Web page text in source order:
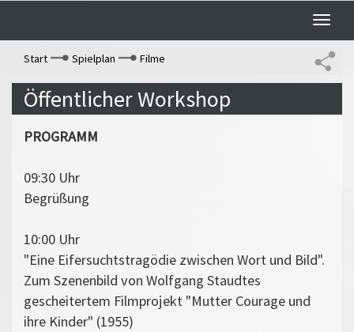
Toggle
Start
Spielplan Filme
Öffentlicher Workshop
PROGRAMM
09:30 Uhr
Begrüßung
10:00 Uhr
"Eine Eifersuchtstragödie zwischen Wort und Bild".
Zum Szenenbild von Wolfgang Staudtes
gescheitertem Filmprojekt "Mutter Courage und
ihre Kinder" (1955)